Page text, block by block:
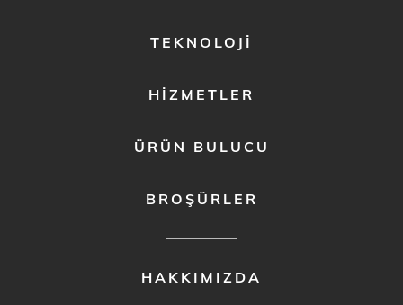
TEKNOLOJI
HIZMETLER
ÜRÜN BULUCU
BROŞÜRLER
HAKKIMIZDA